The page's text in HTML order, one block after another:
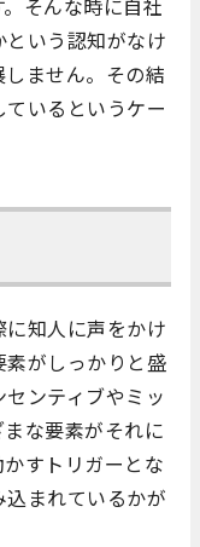
いう認知がなけ
ません。その結
いるというケー
知人に声をかけ
がしっかりと盛
ンティブやミッ
な要素がそれに
すトリガーとな
まれているかが